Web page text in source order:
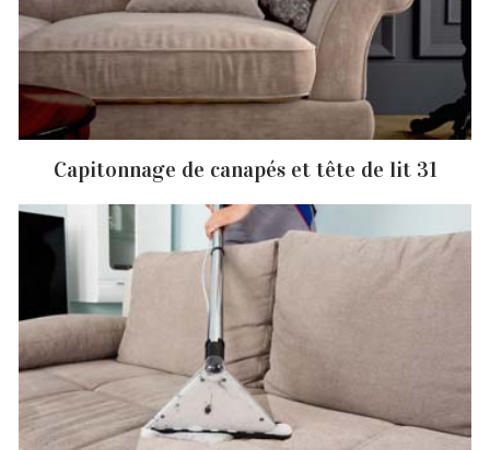
Capitonnage de canapés et tête de lit 31